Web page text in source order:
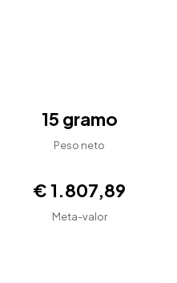
15 gramo
Peso neto
€ 1.807,89
Meta-valor